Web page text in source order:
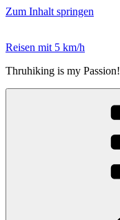
Zum Inhalt springen
Reisen mit 5 km/h
Thruhiking is my Passion!